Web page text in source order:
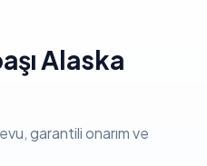
Alaska
garantili onarım ve